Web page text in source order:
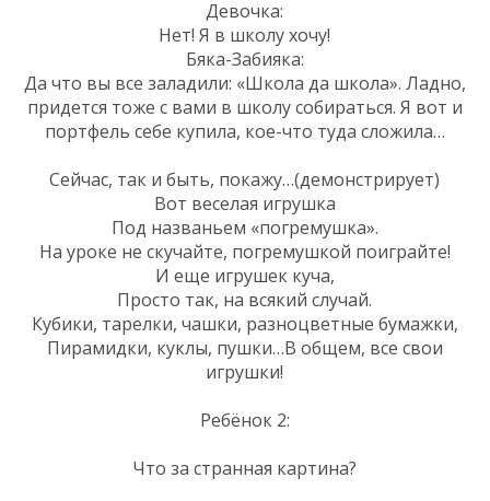
Девочка:
Нет! Я в школу хочу!
Бяка-Забияка:
Да что вы все заладили: «Школа да школа». Ладно,
придется тоже с вами в школу собираться. Я вот и
портфель себе купила, кое-что туда сложила…
Сейчас, так и быть, покажу…(демонстрирует)
Вот веселая игрушка
Под названьем «погремушка».
На уроке не скучайте, погремушкой поиграйте!
И еще игрушек куча,
Просто так, на всякий случай.
Кубики, тарелки, чашки, разноцветные бумажки,
Пирамидки, куклы, пушки…В общем, все свои
игрушки!
Ребёнок 2:
Что за странная картина?